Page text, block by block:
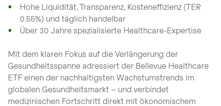
Hohe Liquidität, Transparenz, Kosteneffizienz (TER
0.55%) und täglich handelbar
Über 30 Jahre spezialisierte Healthcare-Expertise
Mit dem klaren Fokus auf die Verlängerung der
Gesundheitsspanne adressiert der Bellevue Healthcare
ETF einen der nachhaltigsten Wachstumstrends im
globalen Gesundheitsmarkt – und verbindet
medizinischen Fortschritt direkt mit ökonomischem